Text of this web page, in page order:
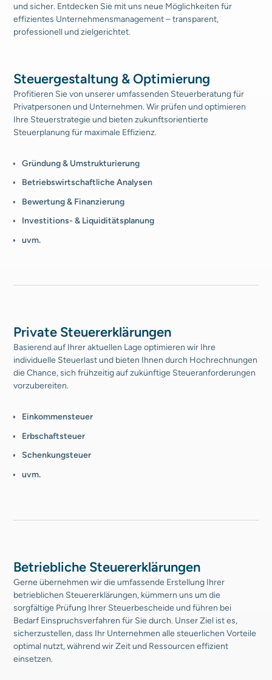
und sicher. Entdecken Sie mit uns neue Möglichkeiten für
effizientes Unternehmensmanagement – transparent,
professionell und zielgerichtet.
Steuergestaltung & Optimierung
Profitieren Sie von unserer umfassenden Steuerberatung für
Privatpersonen und Unternehmen. Wir prüfen und optimieren
Ihre Steuerstrategie und bieten zukunftsorientierte
Steuerplanung für maximale Effizienz.
Gründung & Umstrukturierung
Betriebswirtschaftliche Analysen
Bewertung & Finanzierung
Investitions- & Liquiditätsplanung
uvm.
Private Steuererklärungen
Basierend auf Ihrer aktuellen Lage optimieren wir Ihre
individuelle Steuerlast und bieten Ihnen durch Hochrechnungen
die Chance, sich frühzeitig auf zukünftige Steueranforderungen
vorzubereiten.
Einkommensteuer
Erbschaftsteuer
Schenkungsteuer
uvm.
Betriebliche Steuererklärungen
Gerne übernehmen wir die umfassende Erstellung Ihrer
betrieblichen Steuererklärungen, kümmern uns um die
sorgfältige Prüfung Ihrer Steuerbescheide und führen bei
Bedarf Einspruchsverfahren für Sie durch. Unser Ziel ist es,
sicherzustellen, dass Ihr Unternehmen alle steuerlichen Vorteile
optimal nutzt, während wir Zeit und Ressourcen effizient
einsetzen.